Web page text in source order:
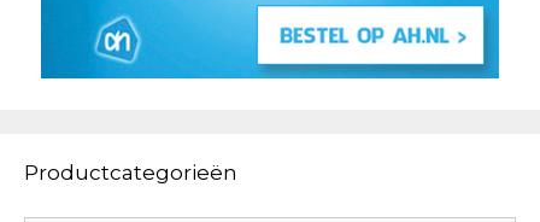
Productcategorieën